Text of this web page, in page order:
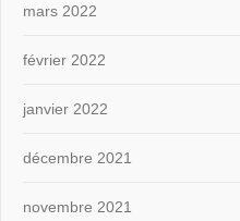
mars 2022
février 2022
janvier 2022
décembre 2021
novembre 2021